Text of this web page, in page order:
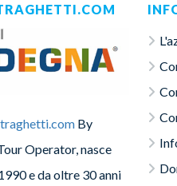
By
Operator, nasce
e da oltre 30 anni